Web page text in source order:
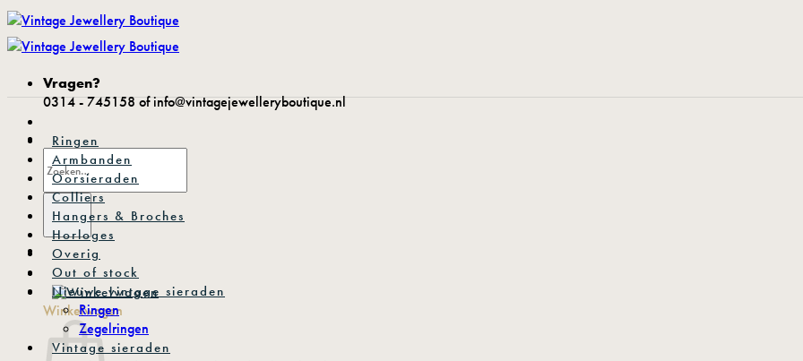
Ga
naar
inhoud
Vragen?
0314 - 745158 of info@vintagejewelleryboutique.nl
Zoeken
naar:
Winkelwagen
Ringen
Armbanden
Oorsieraden
Colliers
Hangers & Broches
Horloges
Overig
Out of stock
Nieuwe vintage sieraden
Ringen
Zegelringen
Vintage sieraden